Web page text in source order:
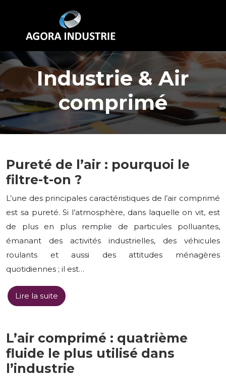
Industrie & Air
comprimé
Pureté de l’air : pourquoi le
filtre-t-on ?
L’une des principales caractéristiques de l’air comprimé
est sa pureté. Si l’atmosphère, dans laquelle on vit, est
de plus en plus remplie de particules polluantes,
émanant des activités industrielles, des véhicules
roulants et aussi des attitudes ménagères
quotidiennes ; il est…
Lire la suite
L’air comprimé : quatrième
fluide le plus utilisé dans
l’industrie